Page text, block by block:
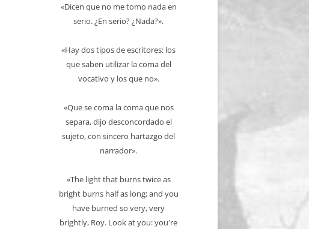
«Dicen que no me tomo nada en
serio. ¿En serio? ¿Nada?».
«Hay dos tipos de escritores: los
que saben utilizar la coma del
vocativo y los que no».
«Que se coma la coma que nos
separa, dijo desconcordado el
sujeto, con sincero hartazgo del
narrador».
«The light that burns twice as
bright burns half as long; and you
have burned so very, very
brightly, Roy. Look at you: you're